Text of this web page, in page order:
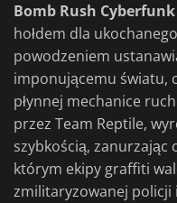
Bomb Rush Cyberfunk
hołdem dla ukochanego
powodzeniem
imponującemu światu,
płynnej mechanice
przez Team Reptile,
szybkością, zanurzając
którym ekipy graffiti
zmilitaryzowanej policji